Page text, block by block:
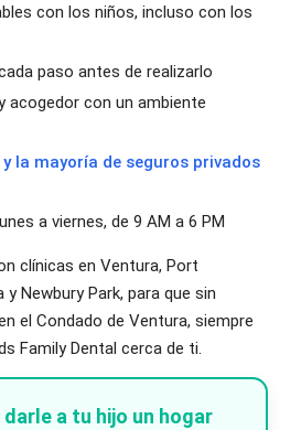
con los niños, incluso con los
paso antes de realizarlo
acogedor con un ambiente
la mayoría de seguros privados
a viernes, de 9 AM a 6 PM
clínicas en Ventura, Port
y Newbury Park, para que sin
el Condado de Ventura, siempre
Family Dental cerca de ti.
a tu hijo un hogar